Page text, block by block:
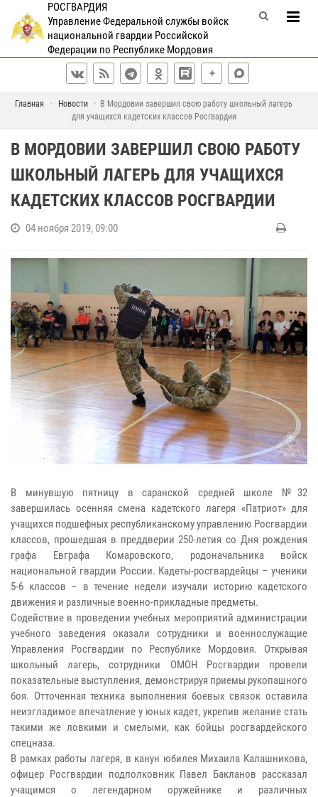
РОСГВАРДИЯ
Управление Федеральной службы войск
национальной гвардии Российской
Федерации по Республике Мордовия
Главная Новости
В Мордовии завершил свою работу школьный лагерь
для учащихся кадетских классов Росгвардии
В МОРДОВИИ ЗАВЕРШИЛ СВОЮ РАБОТУ
ШКОЛЬНЫЙ ЛАГЕРЬ ДЛЯ УЧАЩИХСЯ
КАДЕТСКИХ КЛАССОВ РОСГВАРДИИ
04 ноября 2019, 09:00
В минувшую пятницу в саранской средней школе №32
завершилась осенняя смена кадетского лагеря «Патриот» для
учащихся подшефных республиканскому управлению Росгвардии
классов, прошедшая в преддверии 250-летия со Дня рождения
графа Евграфа Комаровского, родоначальника войск
национальной гвардии России. Кадеты-росгвардейцы – ученики
5-6 классов – в течение недели изучали историю кадетского
движения и различные военно-прикладные предметы.
Содействие в проведении учебных мероприятий администрации
учебного заведения оказали сотрудники и военнослужащие
Управления Росгвардии по Республике Мордовия. Открывая
школьный лагерь, сотрудники ОМОН Росгвардии провели
показательные выступления, демонстрируя приемы рукопашного
боя. Отточенная техника выполнения боевых связок оставила
неизгладимое впечатление у юных кадет, укрепив желание стать
такими же ловкими и смелыми, как бойцы росгвардейского
спецназа.
В рамках работы лагеря, в канун юбилея Михаила Калашникова,
офицер Росгвардии подполковник Павел Бакланов рассказал
учащимся о легендарном оружейнике и различных